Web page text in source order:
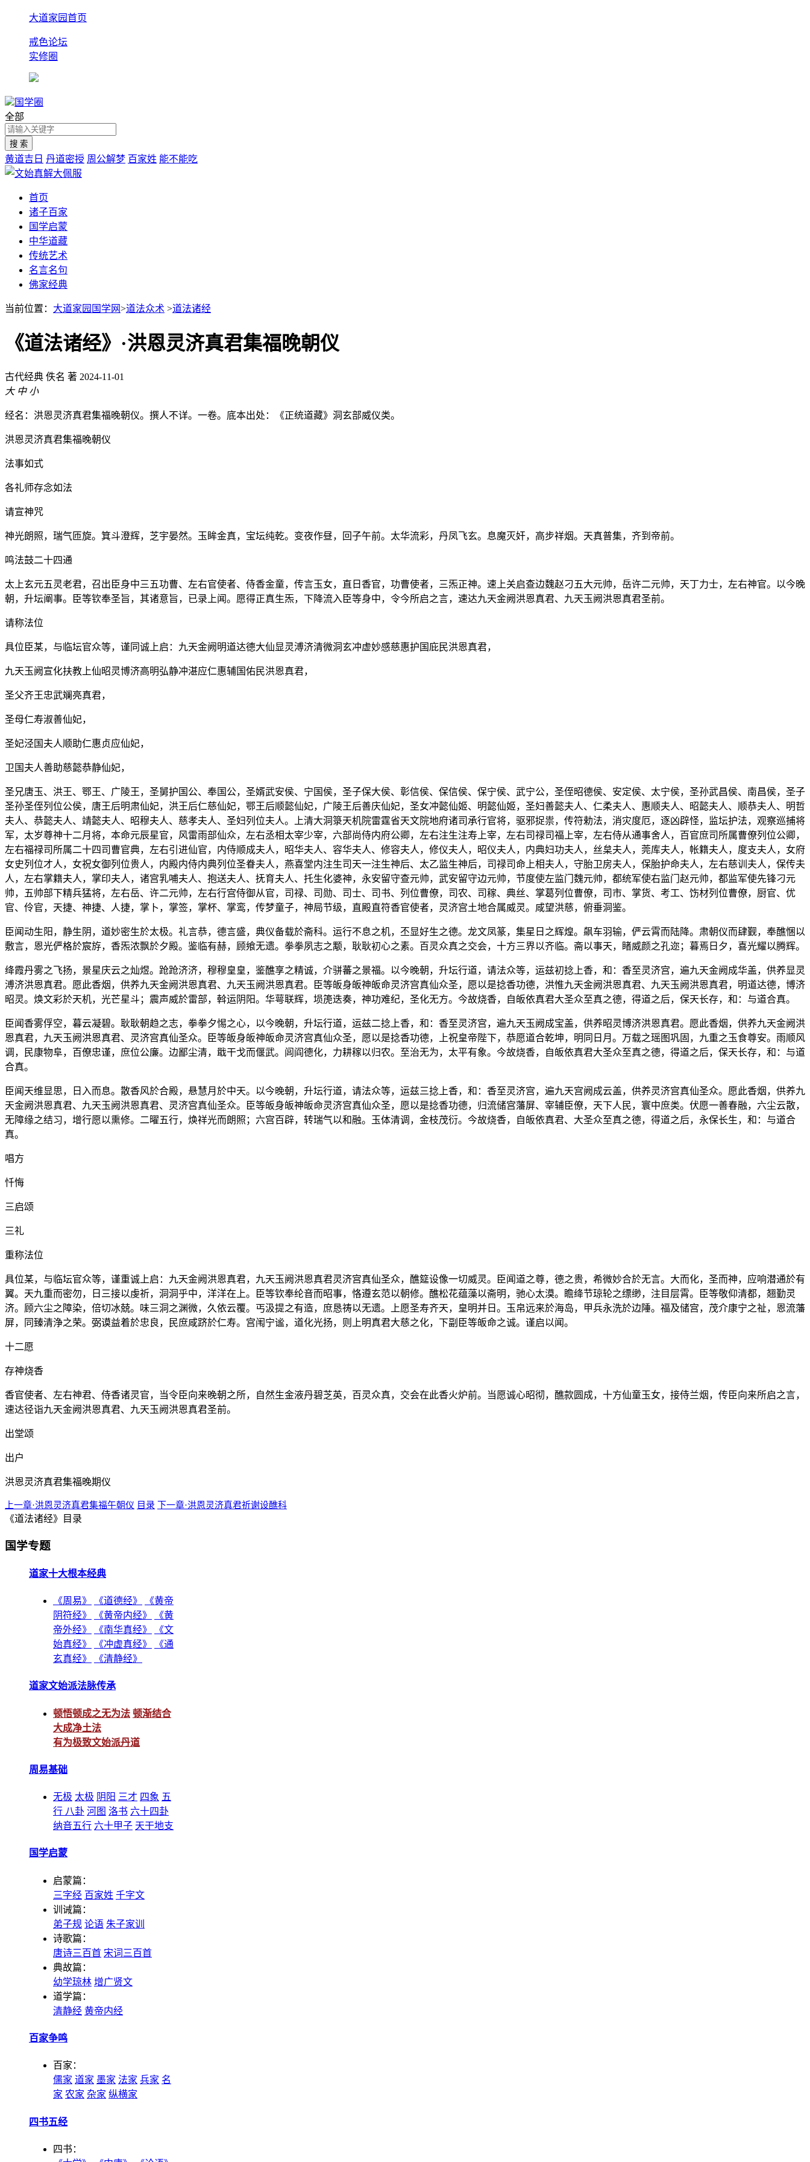
大道家园首页
戒色论坛
实修圈
国学圈
全部
黄道吉日 丹道密授 周公解梦 百家姓 能不能吃
首页
诸子百家
国学启蒙
中华道藏
传统艺术
名言名句
佛家经典
当前位置： 大道家园国学网>道法众术 >道法诸经
《道法诸经》·洪恩灵济真君集福晚朝仪
古代经典 佚名 著 2024-11-01
大 中 小
经名：洪恩灵济真君集福晚朝仪。撰人不详。一卷。底本出处：《正统道藏》洞玄部威仪类。
洪恩灵济真君集福晚朝仪
法事如式
各礼师存念如法
请宣神咒
神光朗照，瑞气匝旋。箕斗澄辉，芝宇晏然。玉眸金真，宝坛纯乾。变夜作昼，回子午前。太华流彩，丹凤飞玄。息魔灭奸，高步祥烟。天真普集，齐到帝前。
鸣法鼓二十四通
太上玄元五灵老君，召出臣身中三五功曹、左右官使者、侍香金童，传言玉女，直日香官，功曹使者，三炁正神。速上关启查边魏赵刁五大元帅，岳许二元帅，天丁力士，左右神官。以今晚
朝，升坛阐事。臣等钦奉圣旨，其诸意旨，已录上闻。愿得正真生炁，下降流入臣等身中，令今所启之言，速达九天金阙洪恩真君、九天玉阙洪恩真君圣前。
请称法位
具位臣某，与临坛官众等，谨同诚上启：九天金阙明道达德大仙显灵溥济清微洞玄冲虚妙感慈惠护国庇民洪恩真君，
九天玉阙宣化扶教上仙昭灵博济高明弘静冲湛应仁惠辅国佑民洪恩真君，
圣父齐王忠武斓亮真君，
圣母仁寿淑善仙妃，
圣妃泾国夫人顺助仁惠贞应仙妃，
卫国夫人善助慈懿恭静仙妃，
圣兄唐玉、洪王、鄂王、广陵王，圣舅护国公、奉国公，圣婿武安侯、宁国侯，圣子保大侯、彰信侯、保信侯、保宁侯、武宁公，圣侄昭德侯、安定侯、太宁侯，圣孙武昌侯、南昌侯，圣子
圣孙圣侄列位公侯，唐王后明肃仙妃，洪王后仁慈仙妃，鄂王后顺懿仙妃，广陵王后善庆仙妃，圣女冲懿仙姬、明懿仙姬，圣妇善懿夫人、仁柔夫人、惠顺夫人、昭懿夫人、顺恭夫人、明哲
夫人、恭懿夫人、靖懿夫人、昭穆夫人、慈孝夫人、圣妇列位夫人。上清大洞箓天机院雷霆省天文院地府诸司承行官将，驱邪捉祟，传符勅法，消灾度厄，逐凶辟怪，监坛护法，观察巡捕将
军，太岁尊神十二月将，本命元辰星官，风雷雨部仙众，左右丞相太宰少宰，六部尚侍内府公卿，左右注生注寿上宰，左右司禄司福上宰，左右侍从通事舍人，百官庶司所属曹僚列位公卿，
左右福禄司所属二十四司曹官典，左右引进仙官，内侍顺成夫人，昭华夫人、容华夫人、修容夫人，修仪夫人，昭仪夫人，内典妇功夫人，丝枲夫人，莞库夫人，帐籍夫人，度支夫人，女府
女史列位才人，女祝女御列位贵人，内殿内侍内典列位圣眷夫人，燕喜堂内注生司天一注生神后、太乙监生神后，司禄司命上相夫人，守胎卫房夫人，保胎护命夫人，左右慈训夫人，保传夫
人，左右掌籍夫人，掌印夫人，诸宫乳哺夫人、抱送夫人、抚育夫人、托生化婆神，永安留守查元帅，武安留守边元帅，节度使左监门魏元帅，都统军使右监门赵元帅，都监军使先锋刁元
帅，五帅部下精兵猛将，左右岳、许二元帅，左右行宫侍御从官，司禄、司勋、司士、司书、列位曹僚，司农、司稼、典丝、掌葛列位曹僚，司市、掌货、考工、饬材列位曹僚，厨官、优
官、伶官，天捷、神捷、人捷，掌卜，掌签，掌杯、掌鸾，传梦童子，神局节级，直殿直符香官使者，灵济宫土地合属威灵。咸望洪慈，俯垂洞鉴。
臣闻动生阳，静生阴，道妙密生於太极。礼言恭，德言盛，典仪备载於斋科。运行不息之机，丕显好生之德。龙文凤篆，集星日之辉煌。飙车羽输，俨云霄而陆降。肃朝仪而肆觐，奉醮悃以
敷言，恩光俨格於宸斿，香炁浓飘於夕殿。鉴临有赫，顾飨无遗。拳拳夙志之颙，耿耿初心之素。百灵众真之交会，十方三界以齐临。斋以事天，睹威颜之孔迩；暮焉日夕，喜光耀以腾辉。
绛霞丹雾之飞扬，景星庆云之灿煜。跄跄济济，穆穆皇皇，鉴醮享之精诚，介骈蕃之景福。以今晚朝，升坛行道，请法众等，运兹初捻上香，和：香至灵济宫，遍九天金阙成华盖，供养显灵
溥济洪恩真君。愿此香烟，供养九天金阙洪恩真君、九天玉阙洪恩真君。臣等皈身皈神皈命灵济宫真仙众圣，愿以是捻香功德，洪惟九天金阙洪恩真君、九天玉阙洪恩真君，明道达德，博济
昭灵。焕文彩於天机，光芒星斗；震声威於雷部，斡运阴阳。华萼联辉，埙箎迭奏，神功难纪，圣化无方。今故烧香，自皈依真君大圣众至真之德，得道之后，保天长存，和：与道合真。
臣闻香雾俘空，暮云凝碧。耿耿朝趋之志，拳拳夕惕之心，以今晚朝，升坛行道，运兹二捻上香，和：香至灵济宫，遍九天玉阙成宝盖，供养昭灵博济洪恩真君。愿此香烟，供养九天金阙洪
恩真君，九天玉阙洪恩真君、灵济宫真仙圣众。臣等皈身皈神皈命灵济宫真仙众圣，愿以是捻香功德，上祝皇帝陛下，恭愿道合乾坤，明同日月。万载之瑶图巩固，九重之玉食尊安。雨顺风
调，民康物阜，百僚忠谨，庶位公廉。边鄙尘清，戢干戈而偃武。闾阎德化，力耕稼以归农。至治无为，太平有象。今故烧香，自皈依真君大圣众至真之德，得道之后，保天长存，和：与道
合真。
臣闻天维显思，日入而息。散香风於合殿，悬慧月於中天。以今晚朝，升坛行道，请法众等，运兹三捻上香，和：香至灵济宫，遍九天宫阙成云盖，供养灵济宫真仙圣众。愿此香烟，供养九
天金阙洪恩真君、九天玉阙洪恩真君、灵济宫真仙圣众。臣等皈身皈神皈命灵济宫真仙众圣，愿以是捻香功德，归流储宫藩屏、宰辅臣僚，天下人民，寰中庶类。伏愿一善春融，六尘云散，
无障缘之结习，增行愿以熏修。二曜五行，焕祥光而朗照；六宫百辟，转瑞气以和融。玉体清调，金枝茂衍。今故烧香，自皈依真君、大圣众至真之德，得道之后，永保长生，和：与道合
真。
唱方
忏悔
三启颂
三礼
重称法位
具位某，与临坛官众等，谨重诚上启：九天金阙洪恩真君，九天玉阙洪恩真君灵济宫真仙圣众，醮筵设像一切威灵。臣闻道之尊，德之贵，希微妙合於无言。大而化，圣而神，应响潜通於有
翼。天九重而密勿，日三接以虔祈，洞洞乎中，洋洋在上。臣等钦奉纶音而昭事，恪遵玄范以朝修。醮松花蕴藻以斋明，驰心太漠。瞻绛节琼轮之缥缈，注目层霄。臣等敬仰清都，翘勤灵
济。顾六尘之障染，倍切冰兢。味三洞之渊微，久依云覆。丐汲提之有造，庶恳祷以无遗。上愿圣寿齐天，皇明并日。玉帛远来於海岛，甲兵永洗於边陲。福及储宫，茂介康宁之祉，恩流藩
屏，同臻清浄之荣。弼谟益着於忠良，民庶咸跻於仁寿。宫闱宁谧，道化光扬，则上明真君大慈之化，下副臣等皈命之诚。谨启以闻。
十二愿
存神烧香
香官使者、左右神君、侍香诸灵官，当令臣向来晚朝之所，自然生金液丹碧芝英，百灵众真，交会在此香火炉前。当愿诚心昭彻，醮款圆成，十方仙童玉女，接侍兰烟，传臣向来所启之言，
速达径诣九天金阙洪恩真君、九天玉阙洪恩真君圣前。
出堂颂
出户
洪恩灵济真君集福晚期仪
上一章·洪恩灵济真君集福午朝仪 目录 下一章·洪恩灵济真君祈谢设醮科
《道法诸经》目录
国学专题
道家十大根本经典
《周易》 《道德经》
《黄帝
阴符经》
《黄帝内经》
《黄
帝外经》
《南华真经》
《文
始真经》
《冲虚真经》
《通
玄真经》
《清静经》
道家文始派法脉传承
顿悟顿成之无为法 顿渐结合
大成净土法
有为极致文始派丹道
周易基础
无极 太极 阴阳 三才 四象 五
行 八卦 河图 洛书 六十四卦
纳音五行 六十甲子 天干地支
国学启蒙
启蒙篇：
三字经 百家姓 千字文
训诫篇：
弟子规 论语 朱子家训
诗歌篇：
唐诗三百首 宋词三百首
典故篇：
幼学琼林 增广贤文
道学篇：
清静经 黄帝内经
百家争鸣
百家：
儒家 道家 墨家 法家 兵家 名
家 农家 杂家 纵横家
四书五经
四书：